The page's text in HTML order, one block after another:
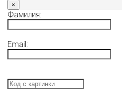
×
Фамилия:
Email: